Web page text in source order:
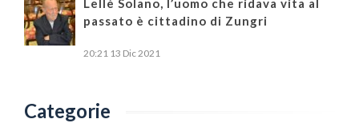
passato è cittadino di Zungri
20:21 13 Dic 2021
Categorie